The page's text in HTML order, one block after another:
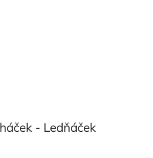
- Ledňáček